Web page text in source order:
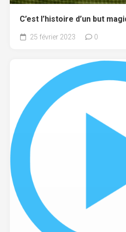
C’est l’histoire d’un but
25 février 2023 0